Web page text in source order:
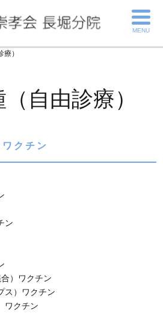
MENU
）
自由診療）
クチン
ン
）ワクチン
ス）ワクチン
ワクチン